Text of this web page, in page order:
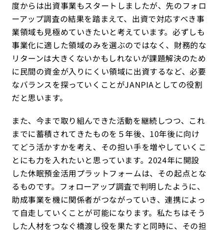
度からは出資事業もスタートしましたが、先のフォロ
ーアップ調査の結果を踏まえて、出資で対応すべき事
業領域も見極めていきたいと考えています。必ずしも
事業化に適した領域のみを選ぶのではなく、財務的な
リターンは大きくないかもしれないが課題解決のため
に民間の資金が入りにくい領域に出資するなど、必要
なバランスを探っていくことがJANPIAとしての役割
だと思います。
また、今まで取り組んできた活動を継続しつつ、これ
までに蓄積されてきたものを５年後、10年後に向け
てどう活かすかを考え、その担い手を増やしていくこ
とにも力を入れたいと思っています。2024年に開設
した休眠預金活用プラットフォームは、その起点とな
るものです。フォローアップ調査で判明したように、
助成事業を機に関係者がつながっていき、連携によっ
て自走していくことが可能になります。私たちはそう
した人材をつなぐ橋渡し役を果たすと同時に、その担